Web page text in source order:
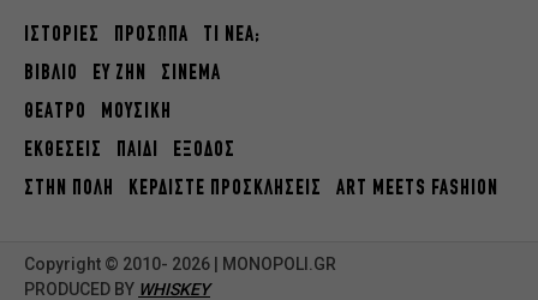
ΙΣΤΟΡΙΕΣ ΠΡΟΣΩΠΑ
ΤΙ ΝΕΑ;
ΒΙΒΛΙΟ
ΕΥ ΖΗΝ
ΣΙΝΕΜΑ
ΘΕΑΤΡΟ
ΜΟΥΣΙΚΗ
ΕΚΘΕΣΕΙΣ
ΠΑΙΔΙ
ΕΞΟΔΟΣ
ΣΤΗΝ ΠΟΛΗ
ΚΕΡΔΙΣΤΕ ΠΡΟΣΚΛΗΣΕΙΣ ART MEETS FASHION
Copyright © 2010- 2026 | MONOPOLI.GR
PRODUCED BY WHISKEY